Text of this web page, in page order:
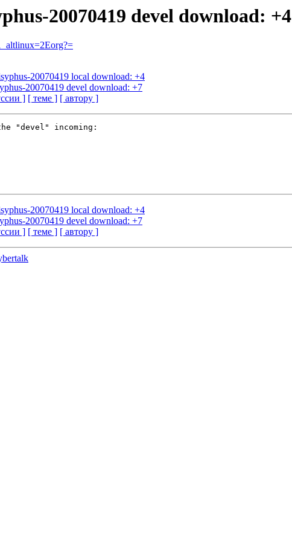
20070419 devel download: +4
20070419 local download: +4
20070419 devel download: +7
] [ теме ] [ автору ]
"devel" incoming:
20070419 local download: +4
20070419 devel download: +7
] [ теме ] [ автору ]